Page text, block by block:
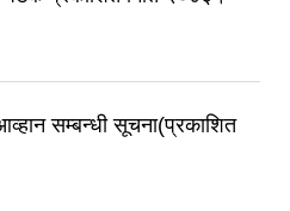
सम्बन्धी सूचना(प्रकाशित